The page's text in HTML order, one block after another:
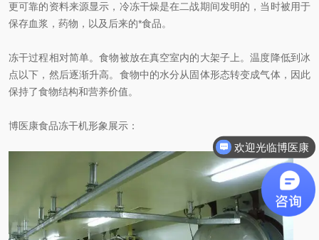
更可靠的资料来源显示，冷冻干燥是在二战期间发明的，当时被用于
保存血浆，药物，以及后来的*食品。
冻干过程相对简单。食物被放在真空室内的大架子上。温度降低到冰
点以下，然后逐渐升高。食物中的水分从固体形态转变成气体，因此
保持了食物结构和营养价值。
博医康食品冻干机形象展示：
欢迎光临博医康